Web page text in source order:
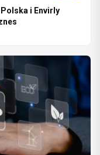
i Envirly